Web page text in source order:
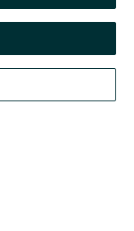
wskazanych powyżej,
brzmieniu.